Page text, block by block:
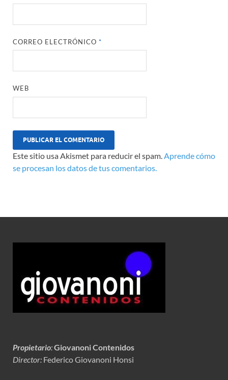
CORREO ELECTRÓNICO*
WEB
Este sitio usa Akismet para reducir el spam. Aprende cómo
se procesan los datos de tus comentarios.
Propietario:Giovanoni Contenidos
Director: Federico Giovanoni Honsi